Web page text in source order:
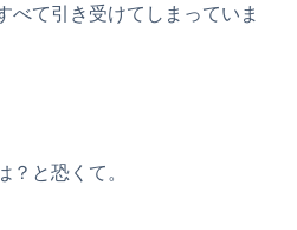
べて引き受けてしまっていま
？と恐くて。